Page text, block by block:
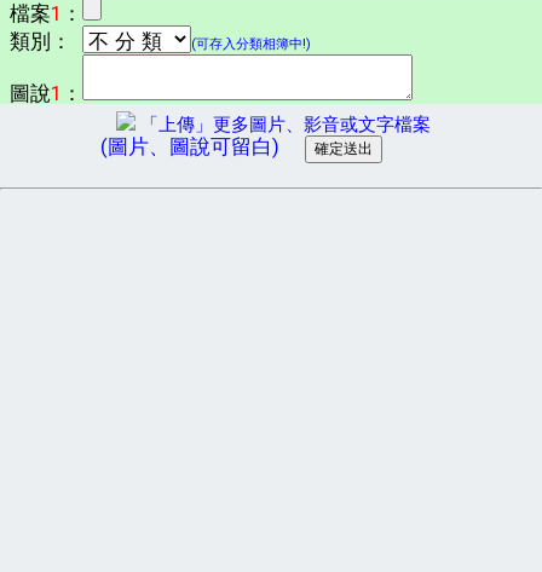
檔案1 ：
類別：
(可存入分類相簿中!)
圖說1 ：
「上傳」更多圖片、影音或文字檔案
(圖片、圖說可留白)